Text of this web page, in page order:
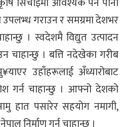
गराउन र समग्रमा देशभर
। स्वदेशमै विद्युत उत्पादन
चाहान्छु । बत्ति नदेखेका गरीब
उहाँहरूलाई अँध्यारोबाट
गर्न चाहान्छु । आफ्नो देशको
हात पसारेर सहयोग नमागी,